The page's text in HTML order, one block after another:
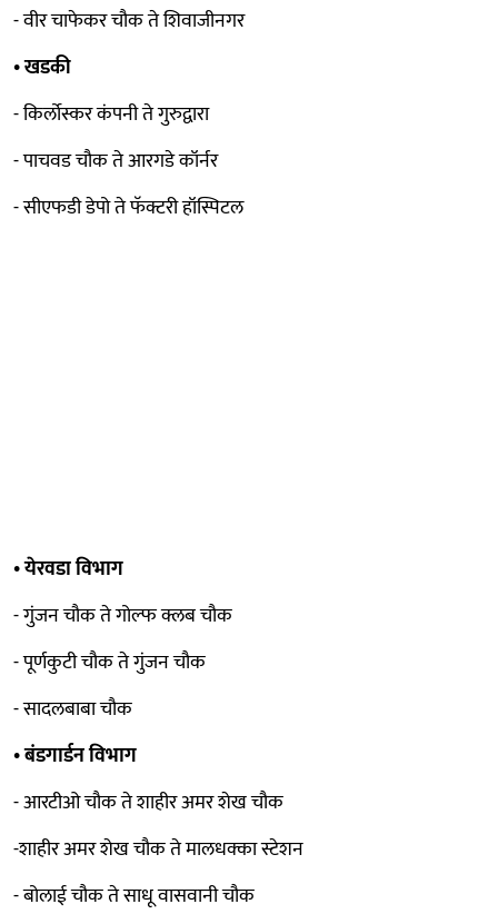
- वीर चाफेकर चौक ते शिवाजीनगर
• खडकी
- किर्लोस्कर कंपनी ते गुरुद्वारा
- पाचवड चौक ते आरगडे कॉर्नर
- सीएफडी डेपो ते फॅक्टरी हॉस्पिटल
• येरवडा विभाग
- गुंजन चौक ते गोल्फ क्लब चौक
- पूर्णकुटी चौक ते गुंजन चौक
- सादलबाबा चौक
• बंडगार्डन विभाग
- आरटीओ चौक ते शाहीर अमर शेख चौक
-शाहीर अमर शेख चौक ते मालधक्का स्टेशन
- बोलाई चौक ते साधू वासवानी चौक